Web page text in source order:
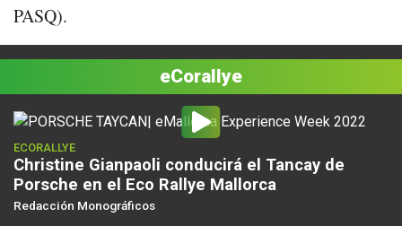
PASQ).
eCorallye
ECORALLYE
Christine Gianpaoli conducirá el Tancay de
Porsche en el Eco Rallye Mallorca
Redacción Monográficos